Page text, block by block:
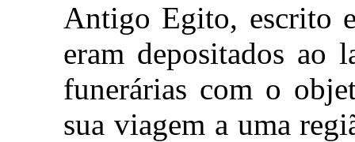
Antigo Egito, escrito
eram depositados ao
funerárias com o
sua viagem a uma